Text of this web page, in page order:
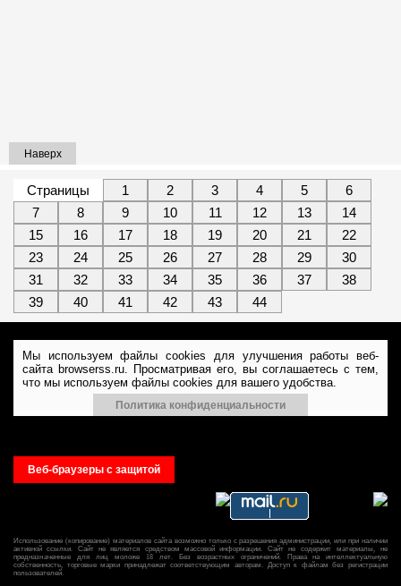
Наверх
Страницы 1 2 3 4 5
6
7
8 9 10 11 12 13
14
15
16 17 18 19 20 21
22
23
24 25 26 27 28 29
30
31
32 33 34 35 36 37
38
39
40 41 42 43 44
Мы используем файлы cookies для улучшения работы веб-
сайта browserss.ru. Просматривая его, вы соглашаетесь с тем,
что мы используем файлы cookies для вашего удобства.
Политика конфиденциальности
Веб-браузеры с защитой
Использование (копирование) материалов сайта возможно только с разрешения администрации,или при наличии
активной ссылки. Сайт не является средством массовой информации. Сайт не содержит материалы, не
предназначенные
для лиц моложе 18лет. Без возрастных ограничений. Права на
интеллектуальную
собственность, торговые марки принадлежат соответствующим авторам. Доступ к файлам без
регистрации
пользователей.